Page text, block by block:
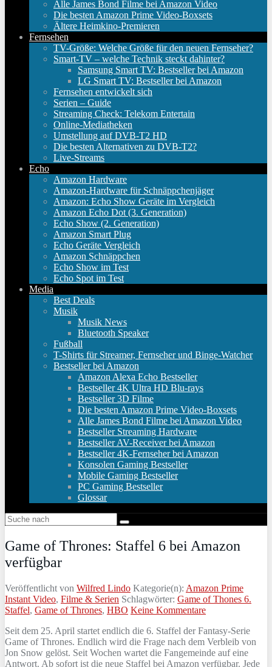
Alle James Bond Filme bei Amazon Video
Die besten Amazon Prime Video-Boxsets
Ältere Heimkino-Premieren
Fernsehen
TV-Größe: Welche Größe für den neuen Fernseher?
Smart-TV – welche Technik steckt dahinter?
Samsung Smart TV: Bestseller bei Amazon
LG Smart TV: Bestseller bei Amazon
Fernsehen entwickelt sich
Serien – Guide
Streaming Check: Telekom Entertain
Online-Mediatheken
Umstellung auf DVB-T2 HD
Die besten Alternativen zu DVB-T2?
Live-Streams
Echo
Amazon Hardware
Amazon-Hardware für Schnäppchenjäger
Amazon: Echo Show Geräte im Vergleich
Amazon Echo Dot (3. Generation)
Echo Show (2. Generation)
Amazon Smart Plug
Echo Geräte Vergleich
Amazon Schnäppchen
Echo Show im Test
Echo Spot im Test
Media
Best Deals
Musik
Musik News
Bluetooth Speaker
Fußball
T-Shirts für Streamer, Fernseher und Binge-Watcher
Bestseller bei Amazon
Amazon Alexa Echo Bestseller
Bestseller 4K Ultra HD Blu-rays
Bestseller 3D Filme
Die besten Amazon Prime Video-Boxsets
Alle James Bond Filme bei Amazon Video
Bestseller Streaming Hardware
Bestseller AV-Receiver bei Amazon
Bestseller 4K-Fernseher bei Amazon
Konsolen Gaming Bestseller
Mobile Gaming Bestseller
PC Gaming Bestseller
Glossar
Game of Thrones: Staffel 6 bei Amazon
verfügbar
Veröffentlicht von Wilfred Lindo Kategorie(n): Amazon Prime
Instant Video, Filme & Serien Schlagwörter: Game of Thones 6.
Staffel, Game of Thrones, HBO Keine Kommentare
Seit dem 25. April startet endlich die 6. Staffel der Fantasy-Serie
Game of Thrones. Endlich wird die Frage nach dem Verbleib von
Jon Snow gelöst. Seit Wochen wartet die Fangemeinde auf eine
Antwort. Ab sofort ist die neue Staffel bei Amazon verfügbar. Jede